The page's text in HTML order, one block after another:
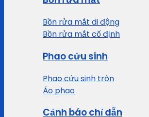
Bồn rửa mắt di động
Bồn rửa mắt cố định
Phao cứu sinh
Phao cứu sinh tròn
Áo phao
Cảnh báo chỉ dẫn